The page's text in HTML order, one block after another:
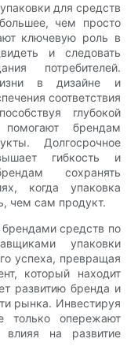
для средств
чем просто
ключевую роль в
и следовать
потребителей.
в дизайне и
соответствия
глубокой
помогают брендам
Долгосрочное
гибкость и
сохранять
когда упаковка
чем сам продукт.
средств по
упаковки
успеха, превращая
который находит
развитию бренда и
рынка. Инвестируя
только опережают
на развитие